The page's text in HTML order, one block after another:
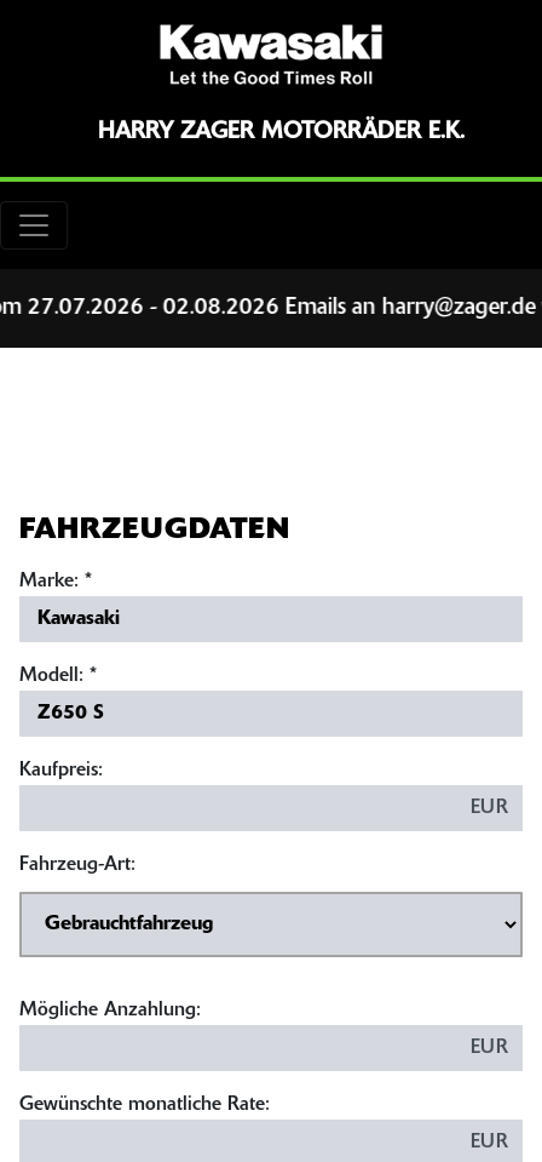
HARRY ZAGER MOTORRÄDER E.K.
- 02.08.2026 Emails an harry@zager.de
FAHRZEUGDATEN
Marke: *
Modell: *
Kaufpreis:
EUR
Fahrzeug-Art:
Mögliche Anzahlung:
EUR
Gewünschte monatliche Rate:
EUR